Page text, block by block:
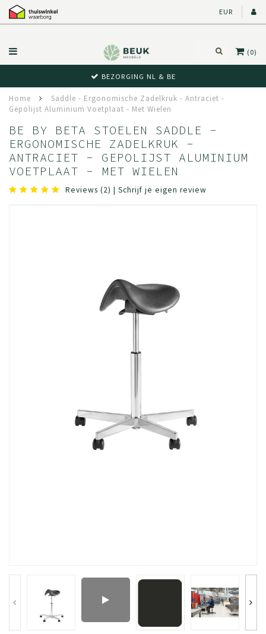
EUR
(0)
BEZORGING NL & BE
Home
Saddle - Ergonomische Zadelkruk - Antraciet -
Gepolijst Aluminium Voetplaat - Met Wielen
BE BY BETA STOELEN SADDLE -
ERGONOMISCHE ZADELKRUK -
ANTRACIET - GEPOLIJST ALUMINIUM
VOETPLAAT - MET WIELEN
Reviews (2) | Schrijf je eigen review